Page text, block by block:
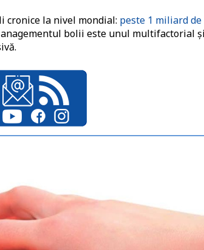
la nivel mondial: peste 1 miliard de
bolii este unul multifactorial